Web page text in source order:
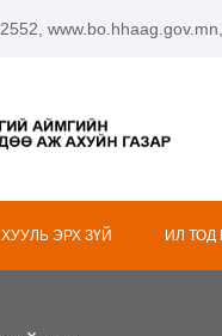
ХУУЛЬ ЭРХ ЗҮЙ ИЛ ТОД